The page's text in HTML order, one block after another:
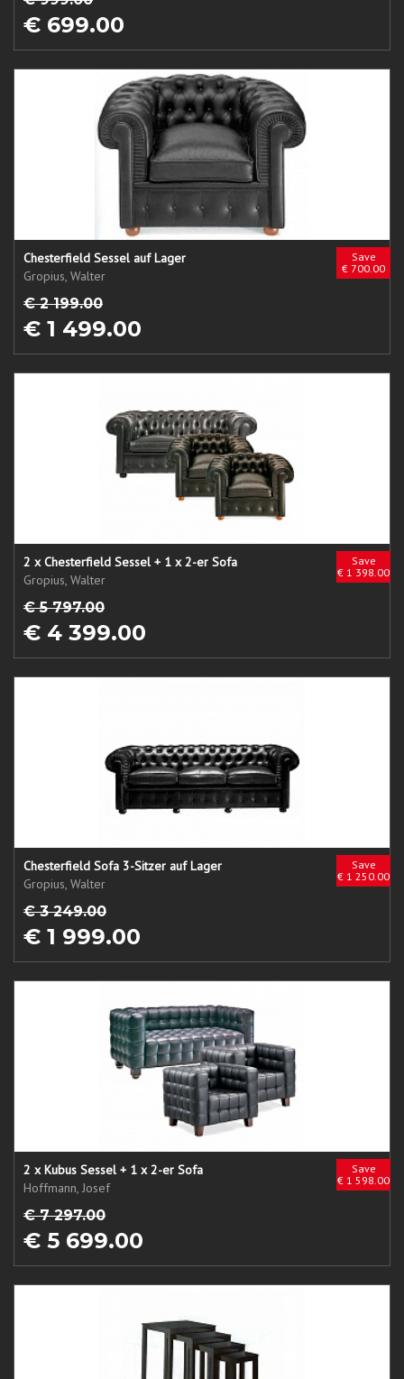
€ 699.00
Save
€ 700.00
Chesterfield Sessel auf Lager
Gropius, Walter
€ 2 199.00
€ 1 499.00
Save
€ 1 398.00
2 x Chesterfield Sessel + 1 x 2-er Sofa
Gropius, Walter
€ 5 797.00
€ 4 399.00
Save
€ 1 250.00
Chesterfield Sofa 3-Sitzer auf Lager
Gropius, Walter
€ 3 249.00
€ 1 999.00
Save
€ 1 598.00
2 x Kubus Sessel + 1 x 2-er Sofa
Hoffmann, Josef
€ 7 297.00
€ 5 699.00